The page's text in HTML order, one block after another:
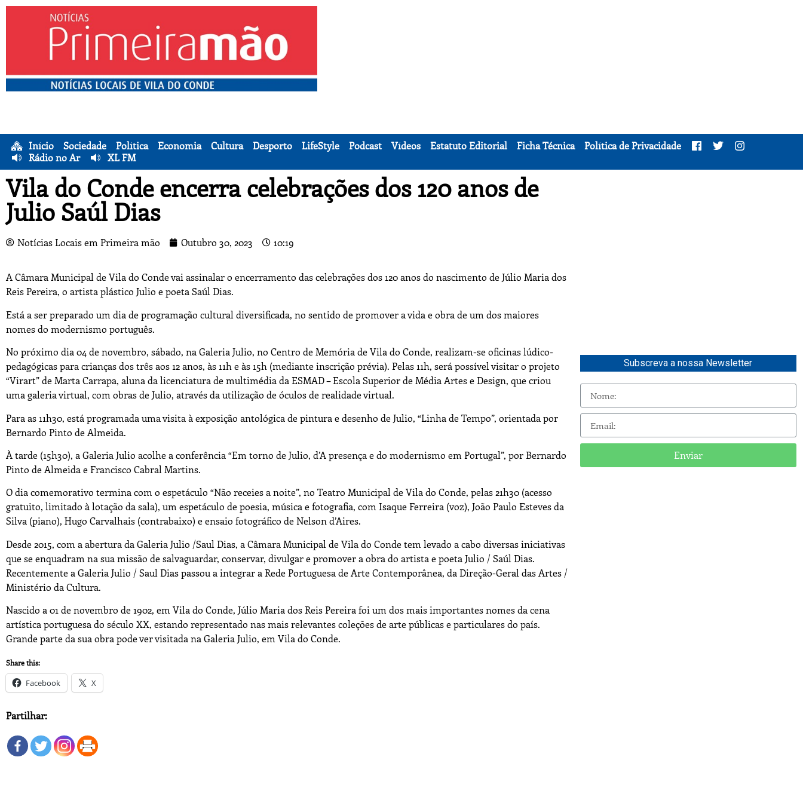
Início Sociedade Política Economia Cultura Desporto LifeStyle Podcast Vídeos Estatuto Editorial Ficha Técnica
Política de Privacidade
Rádio no Ar
XL FM
Vila do Conde encerra celebrações dos 120 anos de
Julio Saúl Dias
Notícias Locais em Primeira mão Outubro 30, 2023 10:19
A Câmara Municipal de Vila do Conde vai assinalar o encerramento das celebrações dos 120 anos do nascimento de Júlio Maria dos
Reis Pereira, o artista plástico Julio e poeta Saúl Dias.
Está a ser preparado um dia de programação cultural diversificada, no sentido de promover a vida e obra de um dos maiores
nomes do modernismo português.
No próximo dia 04 de novembro, sábado, na Galeria Julio, no Centro de Memória de Vila do Conde, realizam-se oficinas lúdico-
pedagógicas para crianças dos três aos 12 anos, às 11h e às 15h (mediante inscrição prévia). Pelas 11h, será possível visitar o projeto
“Virart” de Marta Carrapa, aluna da licenciatura de multimédia da ESMAD – Escola Superior de Média Artes e Design, que criou
uma galeria virtual, com obras de Julio, através da utilização de óculos de realidade virtual.
Para as 11h30, está programada uma visita à exposição antológica de pintura e desenho de Julio, “Linha de Tempo”, orientada por
Bernardo Pinto de Almeida.
À tarde (15h30), a Galeria Julio acolhe a conferência “Em torno de Julio, d’A presença e do modernismo em Portugal”, por Bernardo
Pinto de Almeida e Francisco Cabral Martins.
O dia comemorativo termina com o espetáculo “Não receies a noite”, no Teatro Municipal de Vila do Conde, pelas 21h30 (acesso
gratuito, limitado à lotação da sala), um espetáculo de poesia, música e fotografia, com Isaque Ferreira (voz), João Paulo Esteves da
Silva (piano), Hugo Carvalhais (contrabaixo) e ensaio fotográfico de Nelson d’Aires.
Desde 2015, com a abertura da Galeria Julio /Saul Dias, a Câmara Municipal de Vila do Conde tem levado a cabo diversas iniciativas
que se enquadram na sua missão de salvaguardar, conservar, divulgar e promover a obra do artista e poeta Julio / Saúl Dias.
Recentemente a Galeria Julio / Saul Dias passou a integrar a Rede Portuguesa de Arte Contemporânea, da Direção-Geral das Artes /
Ministério da Cultura.
Nascido a 01 de novembro de 1902, em Vila do Conde, Júlio Maria dos Reis Pereira foi um dos mais importantes nomes da cena
artística portuguesa do século XX, estando representado nas mais relevantes coleções de arte públicas e particulares do país.
Grande parte da sua obra pode ver visitada na Galeria Julio, em Vila do Conde.
Share this:
Facebook X
Partilhar:
Subscreva a nossa Newsletter
Enviar